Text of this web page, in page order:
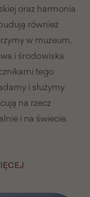
oraz harmonia
również
w muzeum,
i środowiska
tego
i służymy
na rzecz
i na świecie.